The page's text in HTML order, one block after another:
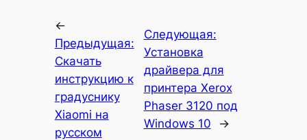
←
Предыдущая:
Скачать
инструкцию к
градуснику
Xiaomi на
русском
Следующая:
Установка
драйвера для
принтера Xerox
Phaser 3120 под
Windows 10
→